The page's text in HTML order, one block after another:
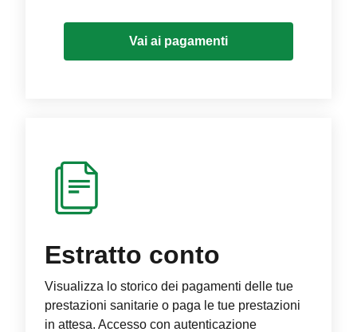
Vai ai pagamenti
Estratto conto
Visualizza lo storico dei pagamenti delle tue
prestazioni sanitarie o paga le tue prestazioni
in attesa. Accesso con autenticazione